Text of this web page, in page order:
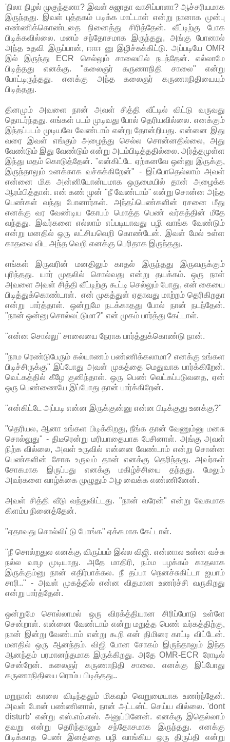
'நிலா நிழல் முகுந்தனா? இவள் சுஜாதா வாசிப்பாளா? ஆச்சரியமாக
இருந்தது. இவள் புத்தகம் படிக்க மாட்டாள் என்று நானாக முன்பு
எண்ணிக்கொண்டதை நினைத்து சிரித்தேன். வீட்டிற்கு போக
பிடிக்கவில்லை. மனம் சந்தோசமாக இருந்தது, அங்கு போனால்
அந்த உதவி இருப்பான், ஈஈஈ னு இழிச்சுக்கிட்டு. அப்படியே OMR
இல் இருந்து ECR செல்லும் சாலையில் நடந்தேன். எல்லாமே
பிடித்தது எனக்கு. "கலைஞர் கருணாநிதி சாலை" என்று
போட்டிருந்தது. எனக்கு அந்த கலைஞர் கருணாநிதியையும்
பிடித்தது.
தினமும் அவளை நான் அவள் சித்தி வீட்டில் விட்டு வருவது
தொடர்ந்தது. எங்கள் படம் முடிவது போல் தெரியவில்லை. எனக்கும்
இந்தப்படம் முடியவே வேண்டாம் என்று தோன்றியது. என்னை இது
வரை இவள் எங்கும் அழைத்து செல்ல சொன்னதில்லை, அது
வேண்டும் இது வேண்டும் என்று அடம்பிடித்ததில்லை. அர்த்தமுள்ள
இந்து மதம் கொடுத்தேன். "என்கிட்டே ஏற்கனவே ஒன்னு இருக்கு,
இருந்தாலும் உனக்காக வச்சுக்கிறேன்" - இப்போதெல்லாம் அவள்
என்னை மிக அன்னியோன்யமாக ஒருமையில் தான் அழைக்க
ஆரம்பித்தாள். என் கண் முன் "நீ வேண்டாம்" என்று சொன்ன அந்த
பெண்கள் வந்து போனார்கள். அந்தப்பெண்களின் ரசனை மீது
எனக்கு வர வேண்டிய கோபம் மொத்த பெண் வர்கத்தின் மீதே
வந்தது. இவர்களை எல்லாம் எப்படியாவது பழி வாங்க வேண்டும்
என்று மனதில் ஒரு லட்சியவெறி கொண்டேன். இவள் மேல் உள்ள
காதலை விட அந்த வெறி எனக்கு பெரிதாக இருந்தது.
எங்கள் இருவரின் மனதிலும் காதல் இருந்தது இருவருக்கும்
புரிந்தது. யார் முதலில் சொல்வது என்று தயக்கம். ஒரு நாள்
அவளை அவள் சித்தி வீட்டிற்கு கூட்டி செல்லும் போது, என் கையை
பிடித்துக்கொண்டாள். என் முகத்துள் ஏதாவது மாற்றம் தெரிகிறதா
என்று பார்த்தாள். ஒன்றுமே நடக்காதது போல் நான் நடந்தேன்.
"நான் ஒன்னு சொல்லட்டுமா?" என் முகம் பார்த்து கேட்டாள்.
"என்ன சொல்லு" சாலையை நேராக பார்த்துக்கொண்டு நான்.
"நாம ரெண்டுபேரும் கல்யாணம் பண்ணிக்கலாமா? எனக்கு உங்கள
பிடிச்சிருக்கு" இப்போது அவள் முகத்தை மெதுவாக பார்க்கிறேன்.
வெட்கத்தில் கீழே குனிந்தாள். ஒரு பெண் வெட்கப்படுவதை, ஏன்
ஒரு பெண்ணையே இப்போது தான் பார்க்கிறேன்.
"என்கிட்டே அப்படி என்ன இருக்குன்னு என்ன பிடிக்குது உனக்கு?"
"தெரியல, ஆனா உங்கள பிடிக்கிறது, நீங்க தான் வேணும்னு மனசு
சொல்லுது" - திடீரென்று மரியாதையாக பேசினாள். அங்கு அவள்
நிற்க வில்லை, அவள் உருவில் என்னை வேண்டாம் என்று சொன்ன
பெண்களின் சோக உருவம் தான் எனக்கு தெரிந்தது. அவர்கள்
சோகமாக இருப்பது எனக்கு மகிழ்ச்சியை தந்தது. மேலும்
அவர்களை வாழ்க்கை முழுதும் அழ வைக்க எண்ணினேன்.
அவள் சித்தி வீடு வந்துவிட்டது. "நான் வரேன்" என்று வேகமாக
கிளம்ப நினைத்தேன்.
"ஏதாவது சொல்லிட்டு போங்க" ஏக்கமாக கேட்டாள்.
"நீ சொல்றதுல எனக்கு விருப்பம் இல்ல விஜி. என்னால உன்ன வச்சு
நல்ல வாழ முடியாது. அதே மாதிரி, நம்ம பழக்கம் காதலாக
இருக்கும்னு நான் எதிர்பாக்கல. நீ தப்பா நெனச்சுகிட்டா ஐயாம்
சாரி.." - அவள் முகத்தில் என்ன விதமான உணர்ச்சி வருகிறது
என்று பார்த்தேன்.
ஒன்றுமே சொல்லாமல் ஒரு விரக்த்தியான சிரிப்போடு உள்ளே
சென்றாள். என்னை வேண்டாம் என்று மறுத்த பெண் வர்கத்திற்கு,
நான் இன்று வேண்டாம் என்று கூறி என் திமிரை காட்டி விட்டேன்.
மனதில் ஒரு ஆனந்தம். விஜி போன சோகம் இருந்தாலும் இந்த
ஆனந்தம் பரமானந்தமாக இருக்கிறது. அதே OMR-ECR ரோடில்
சென்றேன். கலைஞர் கருணாநிதி சாலை. எனக்கு இப்போது
கருணாநிதியை ரொம்ப பிடித்தது..
மறுநாள் காலை விடிந்ததும் மிகவும் வெறுமையாக உணர்ந்தேன்.
அவள் போன் பண்ணினால், நான் அட்டன்ட் செய்ய வில்லை. 'dont
disturb' என்று எஸ்.எம்.எஸ். அனுப்பினேன். எனக்கு இதெல்லாம்
தவறு என்று தெரிந்தாலும் சந்தோசமாக இருந்தது. எனக்கு
பிடிக்காத பெண் இனத்தை பழி வாங்கிய ஒரு திருப்தி என்று